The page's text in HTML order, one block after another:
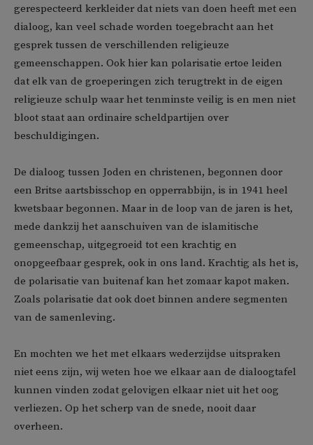
gerespecteerd kerkleider dat niets van doen heeft met een
dialoog, kan veel schade worden toegebracht aan het
gesprek tussen de verschillenden religieuze
gemeenschappen. Ook hier kan polarisatie ertoe leiden
dat elk van de groeperingen zich terugtrekt in de eigen
religieuze schulp waar het tenminste veilig is en men niet
bloot staat aan ordinaire scheldpartijen over
beschuldigingen.
De dialoog tussen Joden en christenen, begonnen door
een Britse aartsbisschop en opperrabbijn, is in 1941 heel
kwetsbaar begonnen. Maar in de loop van de jaren is het,
mede dankzij het aanschuiven van de islamitische
gemeenschap, uitgegroeid tot een krachtig en
onopgeefbaar gesprek, ook in ons land. Krachtig als het is,
de polarisatie van buitenaf kan het zomaar kapot maken.
Zoals polarisatie dat ook doet binnen andere segmenten
van de samenleving.
En mochten we het met elkaars wederzijdse uitspraken
niet eens zijn, wij weten hoe we elkaar aan de dialoogtafel
kunnen vinden zodat gelovigen elkaar niet uit het oog
verliezen. Op het scherp van de snede, nooit daar
overheen.